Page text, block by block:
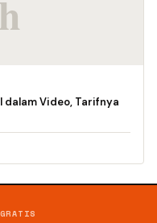
dalam Video, Tarifnya